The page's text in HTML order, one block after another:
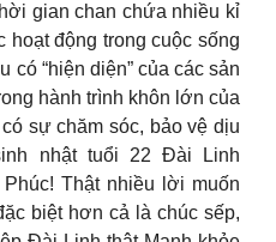
gian chan chứa nhiều kỉ
hoạt động trong cuộc sống
có “hiện diện” của các sản
hành trình khôn lớn của
sự chăm sóc, bảo vệ dịu
nhật tuổi 22 Đài Linh
Thật nhiều lời muốn
biệt hơn cả là chúc sếp,